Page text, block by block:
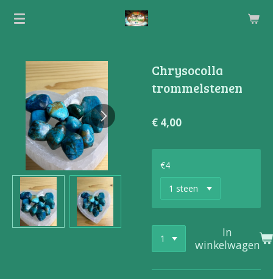
Ga
hoofdinhoud
Chrysocolla
trommelstenen
€ 4,00
€4
In
winkelwagen